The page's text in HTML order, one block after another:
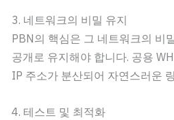
3. 네트워크의 비밀 유지
PBN의 핵심은 그 네트워크의 비
공개로 유지해야 합니다. 공용
IP 주소가 분산되어 자연스러운
4. 테스트 및 최적화